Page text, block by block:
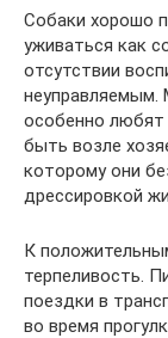
Собаки хорошо
уживаться как
отсутствии
неуправляемым.
особенно любят
быть возле
которому они
дрессировкой
К
терпеливость.
поездки в
во время